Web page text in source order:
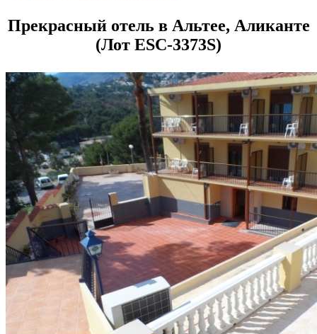
Прекрасный отель в Альтее, Аликанте
(Лот ESС-3373S)